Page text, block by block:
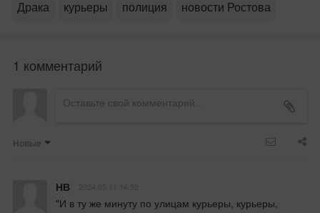
Драка курьеры полиция новости Ростова
1 комментарий
Новые
НВ
"И в ту же минуту по улицам курьеры, курьеры,